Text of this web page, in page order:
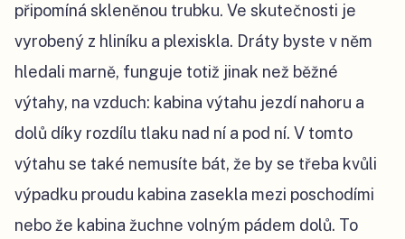
připomíná skleněnou trubku. Ve skutečnosti je
vyrobený z hliníku a plexiskla. Dráty byste v něm
hledali marně, funguje totiž jinak než běžné
výtahy, na vzduch: kabina výtahu jezdí nahoru a
dolů díky rozdílu tlaku nad ní a pod ní. V tomto
výtahu se také nemusíte bát, že by se třeba kvůli
výpadku proudu kabina zasekla mezi poschodími
nebo že kabina žuchne volným pádem dolů. To